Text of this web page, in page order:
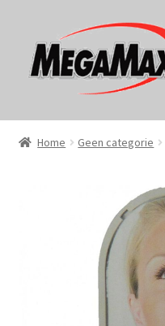
door
naar
naar
de
Home
Home Geen categorie